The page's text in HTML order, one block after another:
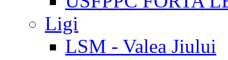
Ligi
LSM - Valea Jiului